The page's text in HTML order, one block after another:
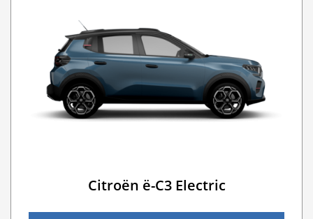
Citroën ë-C3 Electric